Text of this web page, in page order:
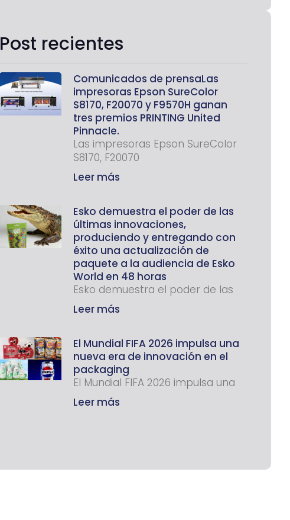
Post recientes
Comunicados de prensaLas
impresoras Epson SureColor
S8170, F20070 y F9570H ganan
tres premios PRINTING United
Pinnacle.
Las impresoras Epson SureColor
S8170, F20070
Leer más
Esko demuestra el poder de las
últimas innovaciones,
produciendo y entregando con
éxito una actualización de
paquete a la audiencia de Esko
World en 48 horas
Esko demuestra el poder de las
Leer más
El Mundial FIFA 2026 impulsa una
nueva era de innovación en el
packaging
El Mundial FIFA 2026 impulsa una
Leer más